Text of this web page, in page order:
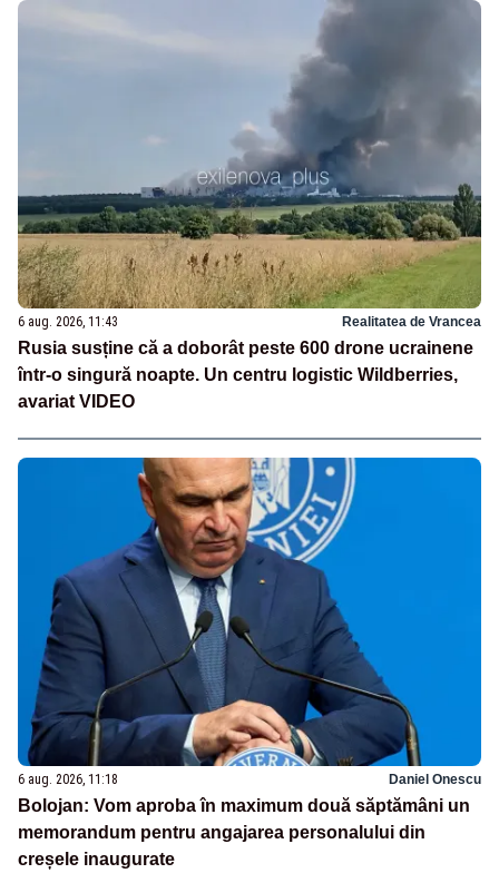
6 aug. 2026, 11:43 Realitatea de Vrancea
Rusia susține că a doborât peste 600 drone ucrainene
într-o singură noapte. Un centru logistic Wildberries,
avariat VIDEO
6 aug. 2026, 11:18 Daniel Onescu
Bolojan: Vom aproba în maximum două săptămâni un
memorandum pentru angajarea personalului din
creșele inaugurate